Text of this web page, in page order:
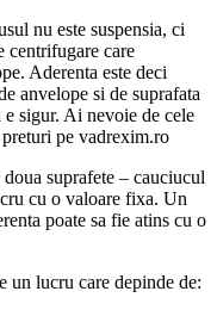
nu este suspensia, ci
centrifugare care
Aderenta este deci
anvelope si de suprafata
e sigur. Ai nevoie de cele
pe vadrexim.ro
suprafete – cauciucul
cu o valoare fixa. Un
poate sa fie atins cu o
un lucru care depinde de: